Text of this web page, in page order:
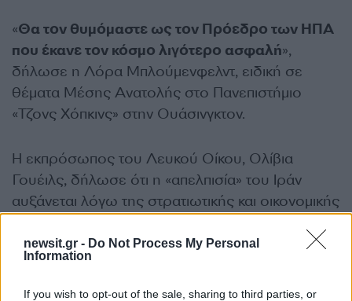
newsit.gr - Do Not Process My Personal
Information
If you wish to opt-out of the sale, sharing to third parties, or
«Θα τον θυμόμαστε ως τον Πρόεδρο των ΗΠΑ
που έκανε τον κόσμο λιγότερο ασφαλή»,
δήλωσε η Λόρα Μπλούμενφελντ, ειδική σε
θέματα Μέσης Ανατολής στο Πανεπιστήμιο
«Τζονς Χόπκινς» στην Ουάσινγκτον.
Η εκπρόσωπος του Λευκού Οίκου, Ολίβια
Γουέιλς, δήλωσε ότι η «απελπισία» του Ιράν
αυξάνεται λόγω της στρατιωτικής και οικονομικής
έχει όλο τον χρόνο που χρειάζεται για να κάνει
την καλύτερη συμφωνία
δημοσίευμα του Reuters.